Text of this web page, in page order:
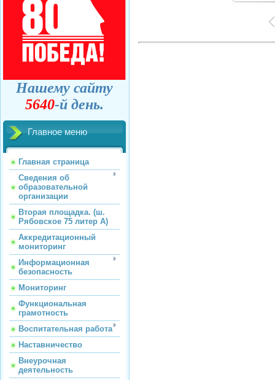
Нашему сайту
5640-й день.
Главное меню
Главная страница
Сведения об
образовательной
организации
Вторая площадка. (ш.
Рябовское 75 литер А)
Аккредитационный
мониторинг
Информационная
безопасность
Мониторинг
Функциональная
грамотность
Воспитательная работа
Наставничество
Внеурочная
деятельность